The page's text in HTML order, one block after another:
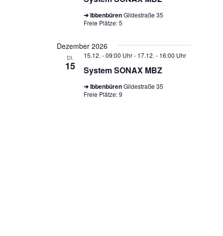
➔ IbbenbürenGildestraße 35
Freie Plätze: 5
Dezember 2026
DI.
15 System SONAX MBZ
15.12. - 09:00 Uhr- 17.12. - 16:00 Uhr
➔ IbbenbürenGildestraße 35
Freie Plätze: 9